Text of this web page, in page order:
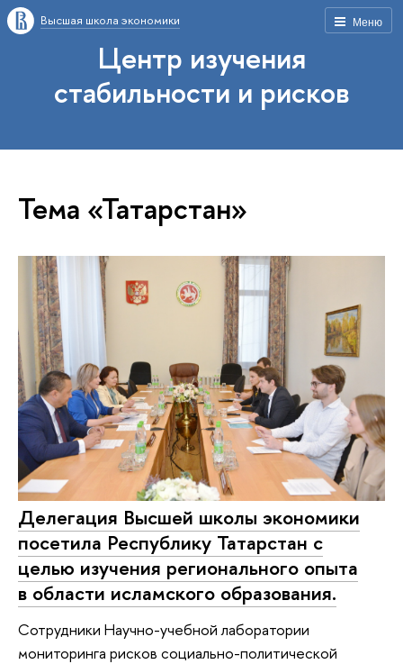
Меню
Высшая школа экономики
Центр изучения
стабильности и рисков
Тема «Татарстан»
Делегация Высшей школы экономики
посетила Республику Татарстан с
целью изучения регионального опыта
в области исламского образования.
Сотрудники Научно-учебной лаборатории
мониторинга рисков социально-политической